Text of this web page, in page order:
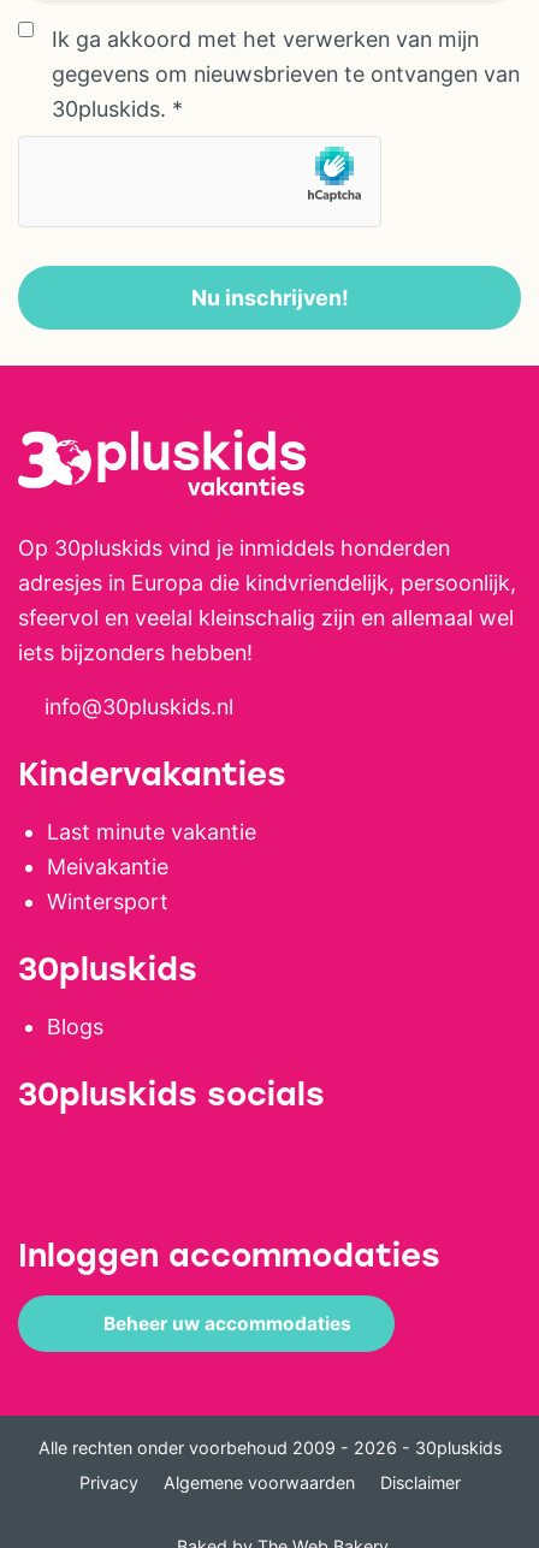
Voornaam
Voornaam E-
mailadres
Ik ga akkoord met het verwerken van mijn
gegevens om nieuwsbrieven te ontvangen van
30pluskids. *
Nu inschrijven!
Op 30pluskids vind je inmiddels honderden
adresjes in Europa die kindvriendelijk, persoonlijk,
sfeervol en veelal kleinschalig zijn en allemaal wel
iets bijzonders hebben!
info@30pluskids.nl
Kindervakanties
Last minute vakantie
Meivakantie
Wintersport
30pluskids
Blogs
30pluskids socials
Inloggen accommodaties
Beheer uw accommodaties
Alle rechten onder voorbehoud 2009 - 2026 - 30pluskids
Privacy
Algemene voorwaarden Disclaimer